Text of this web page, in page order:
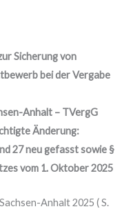
Sicherung von
bei der Vergabe
Anhalt – TVergG
Änderung:
27 neu gefasst sowie §
vom 1. Oktober 2025
Anhalt 2025 ( S.